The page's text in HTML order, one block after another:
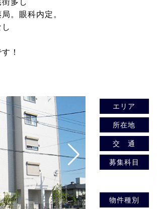
。眼科内定。
！
エリア
所在地
交 通
募集科目
物件種別